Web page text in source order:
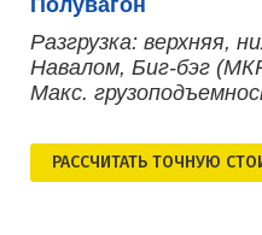
Полувагон
Разгрузка: верхняя,
Навалом, Биг-бэг
Макс.
РАСCЧИТАТЬ ТОЧНУЮ